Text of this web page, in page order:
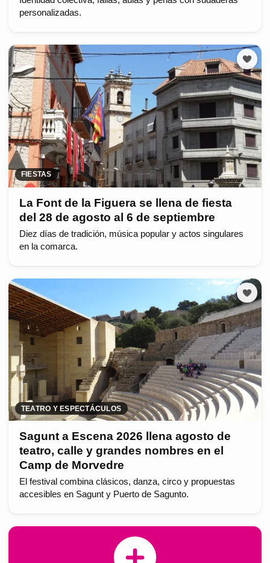
personalizadas.
FIESTAS
La Font de la Figuera se llena de fiesta
del 28 de agosto al 6 de septiembre
Diez días de tradición, música popular y actos singulares
en la comarca.
TEATRO Y ESPECTÁCULOS
Sagunt a Escena 2026 llena agosto de
teatro, calle y grandes nombres en el
Camp de Morvedre
El festival combina clásicos, danza, circo y propuestas
accesibles en Sagunt y Puerto de Sagunto.